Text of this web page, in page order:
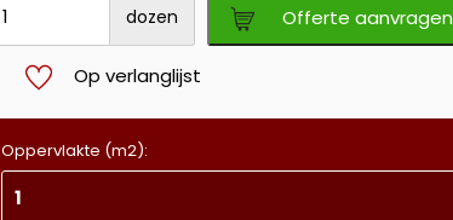
dozen Offerte aanvragen
Op verlanglijst
Oppervlakte (m2):